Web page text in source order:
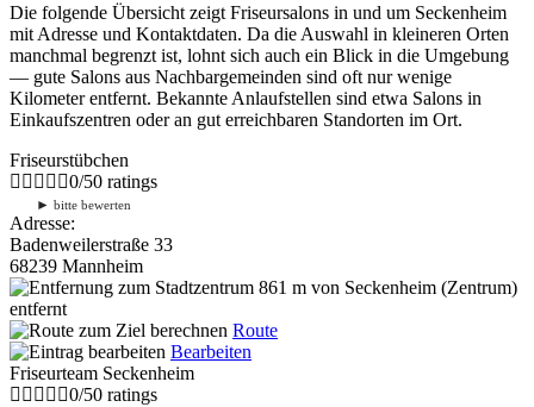
Die folgende Übersicht zeigt Friseursalons in und um Seckenheim
mit Adresse und Kontaktdaten. Da die Auswahl in kleineren Orten
manchmal begrenzt ist, lohnt sich auch ein Blick in die Umgebung
— gute Salons aus Nachbargemeinden sind oft nur wenige
Kilometer entfernt. Bekannte Anlaufstellen sind etwa Salons in
Einkaufszentren oder an gut erreichbaren Standorten im Ort.
Friseurstübchen
0/50 ratings
► bitte bewerten
Adresse:
Badenweilerstraße 33
68239 Mannheim
861 m von Seckenheim (Zentrum)
entfernt
Route
Bearbeiten
Friseurteam Seckenheim
0/50 ratings